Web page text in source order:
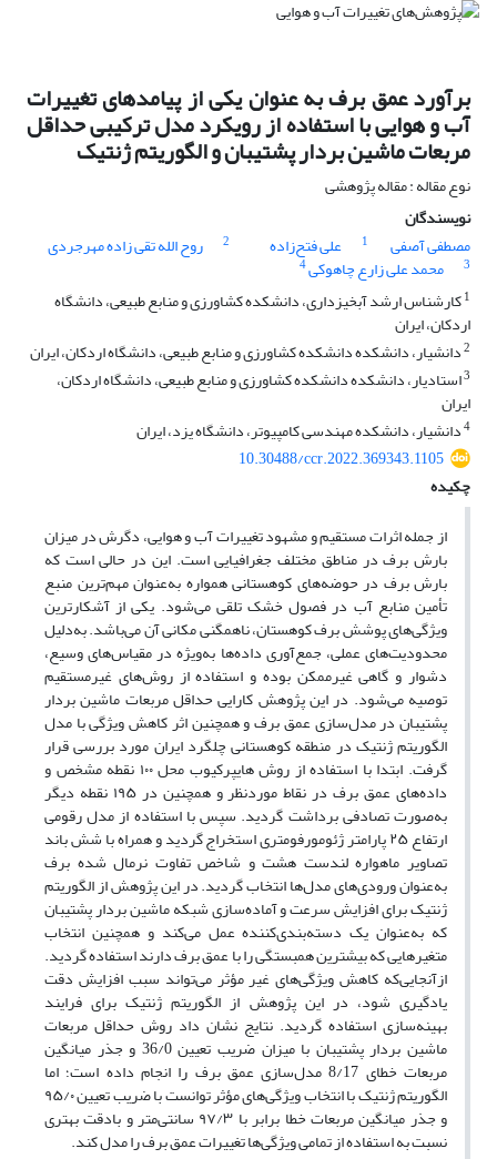
برآورد عمق برف به عنوان یکی از پیامدهای تغییرات
آب و هوایی با استفاده از رویکرد مدل ترکیبی حداقل
مربعات ماشین بردار پشتیبان و الگوریتم ژنتیک
نوع مقاله : مقاله پژوهشی
نویسندگان
مصطفی آصفی
1 علی فتح‌زاده 2 روح الله تقی زاده مهرجردی
3 محمد علی زارع چاهوکی4
1کارشناس ارشد آبخیزداری، دانشکده کشاورزی و منابع طبیعی، دانشگاه
اردکان، ایران
2دانشیار، دانشکده دانشکده کشاورزی و منابع طبیعی، دانشگاه اردکان، ایران
3استادیار، دانشکده دانشکده کشاورزی و منابع طبیعی، دانشگاه اردکان،
ایران
4دانشیار، دانشکده مهندسی کامپیوتر، دانشگاه یزد، ایران
10.30488/ccr.2022.369343.1105
چکیده
از جمله اثرات مستقیم و مشهود تغییرات آب و هوایی، دگرش در میزان
بارش برف در مناطق مختلف جغرافیایی است. این در حالی است که
بارش برف در حوضه‌های کوهستانی همواره به‌عنوان مهم‌ترین منبع
تأمین منابع آب در فصول خشک تلقی می‌شود. یکی از آشکارترین
ویژگی‌های پوشش برف کوهستان، ناهمگنی مکانی آن می‌باشد. به‌دلیل
محدودیت‌های عملی، جمع‌آوری داده‌ها به‌ویژه در مقیاس‌های وسیع،
دشوار و گاهی غیرممکن بوده و استفاده از روش‌های غیرمستقیم
توصیه می‌شود. در این پژوهش کارایی حداقل مربعات ماشین بردار
پشتیبان در مدل‌سازی عمق برف و همچنین اثر کاهش ویژگی با مدل
الگوریتم ژنتیک در منطقه کوهستانی چلگرد ایران مورد بررسی قرار
گرفت. ابتدا با استفاده از روش هایپرکیوب محل ۱۰۰ نقطه مشخص و
داده‌های عمق برف در نقاط موردنظر و همچنین در ۱۹۵ نقطه دیگر
به‌صورت تصادفی برداشت گردید. سپس با استفاده از مدل رقومی
ارتفاع ۲۵ پارامتر ژئومورفومتری استخراج گردید و همراه با شش باند
تصاویر ماهواره لندست هشت و شاخص تفاوت نرمال شده برف
به‌عنوان ورودی‌های مدل‌ها انتخاب گردید. در این پژوهش از الگوریتم
ژنتیک برای افزایش سرعت و آماده‌سازی شبکه ماشین بردار پشتیبان
که به‌عنوان یک دسته‌بندی‌کننده عمل می‌کند و همچنین انتخاب
متغیرهایی که بیشترین همبستگی را با عمق برف دارند استفاده گردید.
ازآنجایی‌که کاهش ویژگی‌های غیر مؤثر می‌تواند سبب افزایش دقت
یادگیری شود، در این پژوهش از الگوریتم ژنتیک برای فرایند
بهینه‌سازی استفاده گردید. نتایج نشان داد روش حداقل مربعات
ماشین بردار پشتیبان با میزان ضریب تعیین 36/0 و جذر میانگین
مربعات خطای 8/17 مدل‌سازی عمق برف را انجام داده است؛ اما
الگوریتم ژنتیک با انتخاب ویژگی‌های مؤثر توانست با ضریب تعیین ۹۵/۰
و جذر میانگین مربعات خطا برابر با ۹۷/۳ سانتی‌متر و بادقت بهتری
نسبت به استفاده از تمامی ویژگی‌ها تغییرات عمق برف را مدل کند.